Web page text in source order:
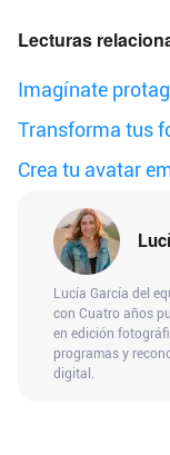
Lecturas
Imagínate
Transforma tus
PicMa
Crea tu avatar
Lucía García del
con Cuatro años
en edición
programas y
digital.